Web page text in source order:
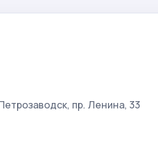
пр. Ленина, 33